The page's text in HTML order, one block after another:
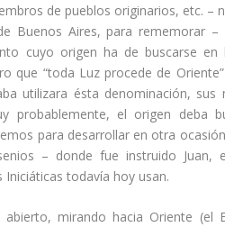
de pueblos originarios, etc. –
Buenos Aires, para rememorar
cuyo origen ha de buscarse
que “toda Luz procede de
utilizara ésta denominación,
probablemente, el origen deba
para desarrollar en otra
– donde fue instruido Juan,
todavía hoy usan.
mirando hacia Oriente (el